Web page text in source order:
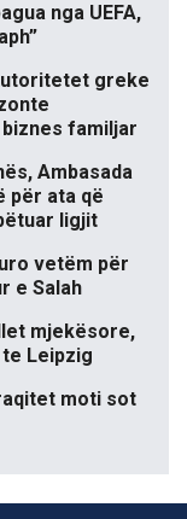
nga UEFA,
greke
familjar
Ambasada
për ata që
ligjit
vetëm për
e Salah
mjekësore,
Leipzig
moti sot